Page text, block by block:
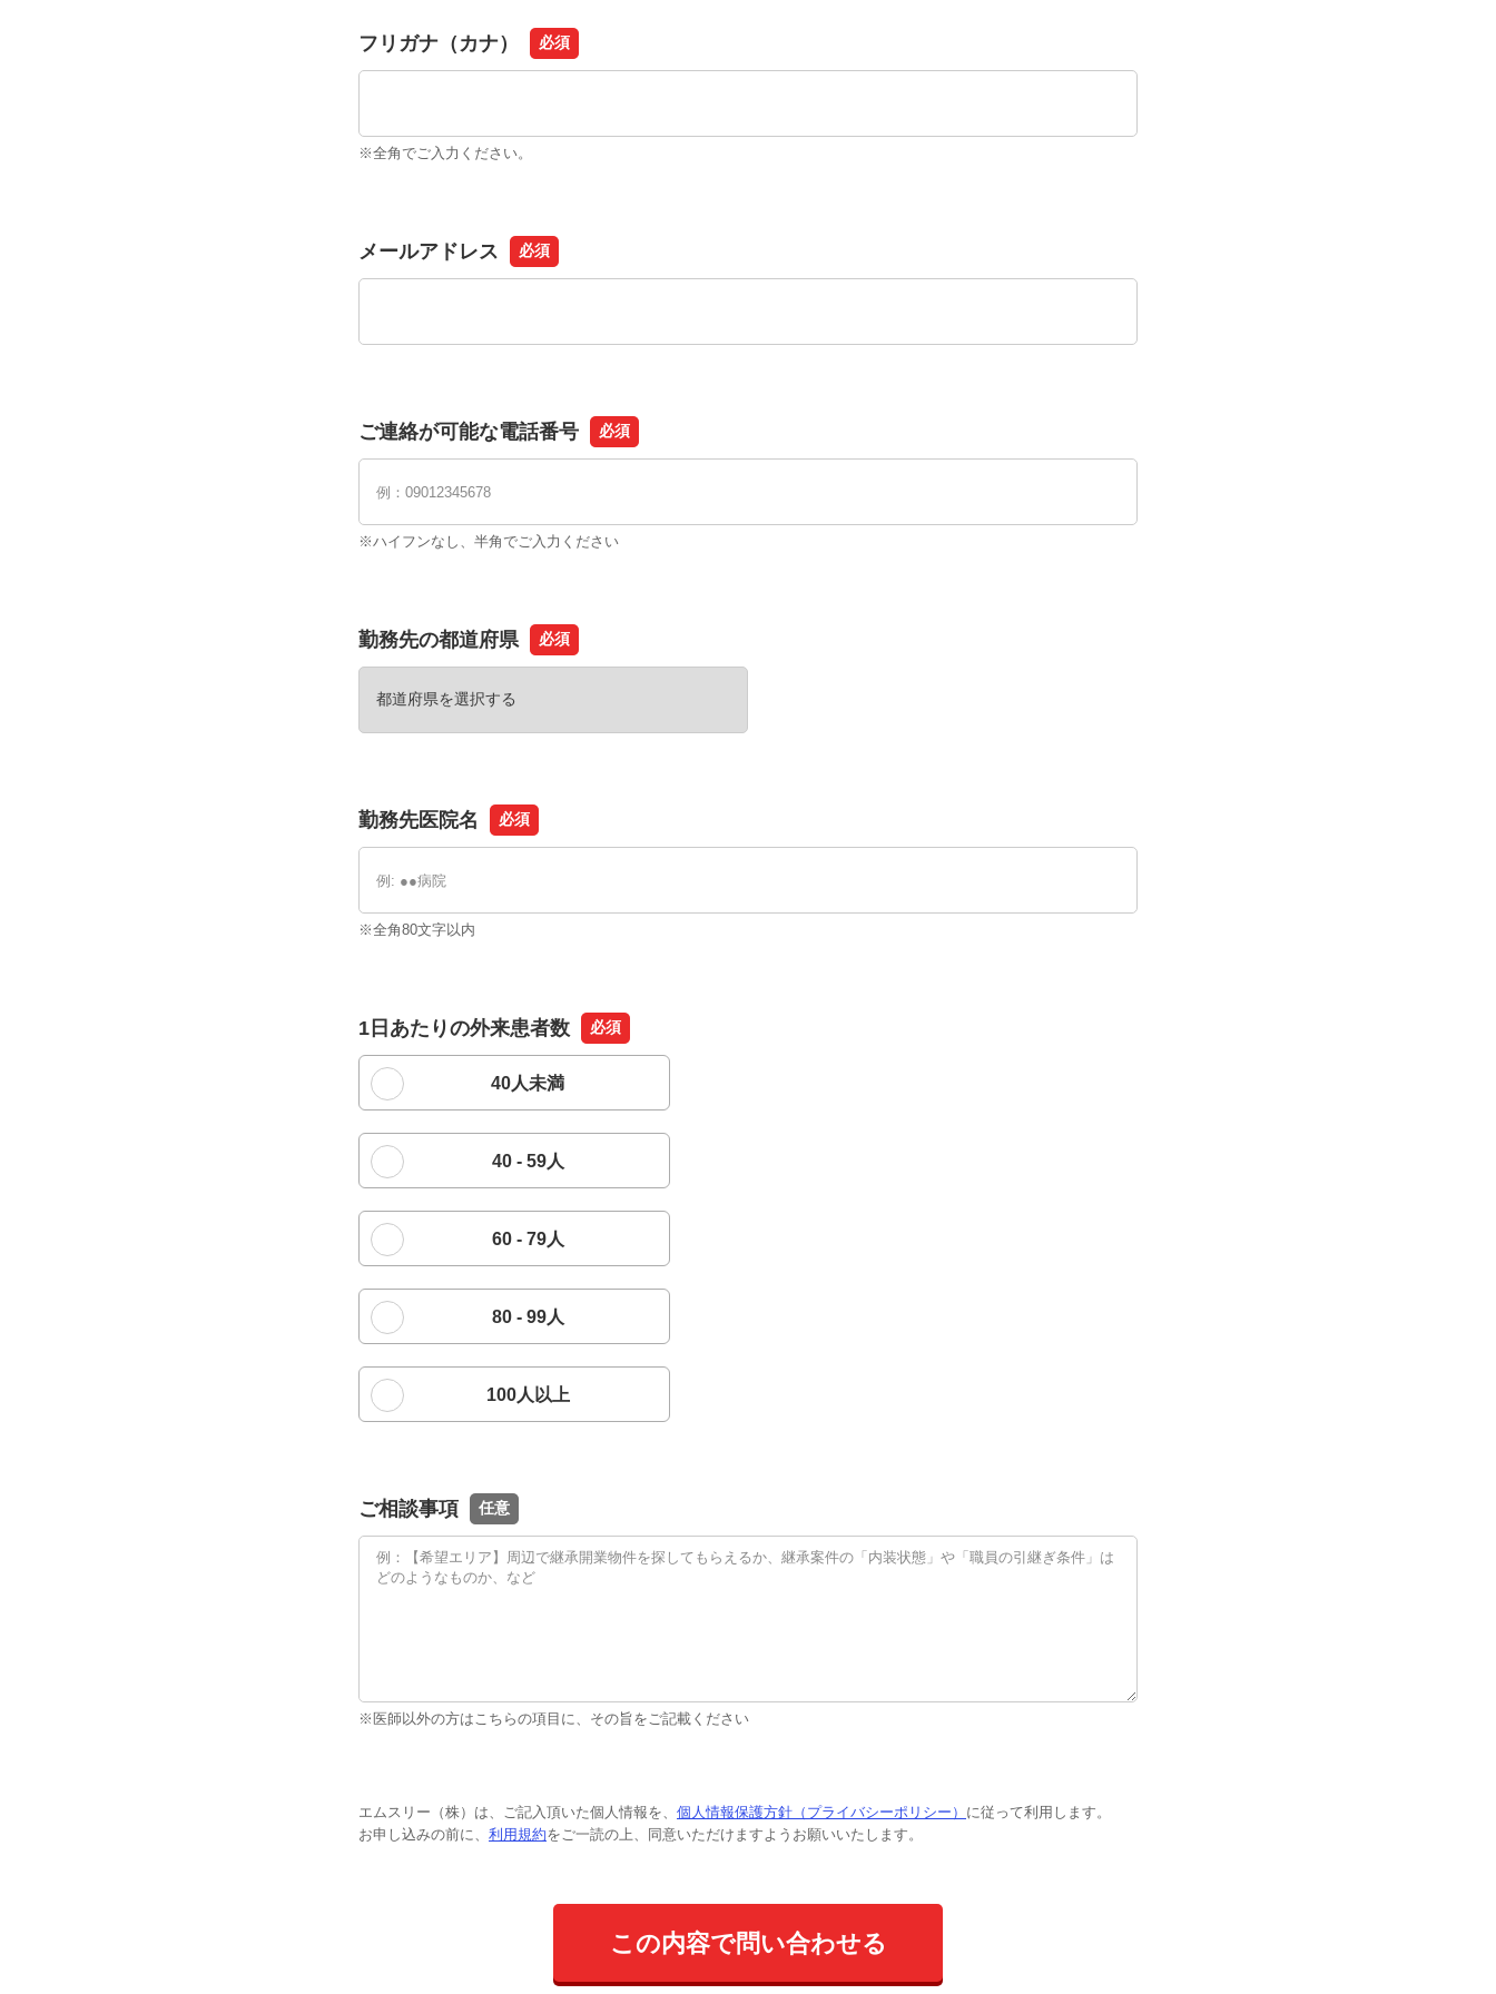
フリガナ（カナ） 必須
※全角でご入力ください。
メールアドレス 必須
ご連絡が可能な電話番号 必須
※ハイフンなし、半角でご入力ください
勤務先の都道府県 必須
勤務先医院名 必須
※全角80文字以内
1日あたりの外来患者数 必須
40人未満
40 - 59人
60 - 79人
80 - 99人
100人以上
ご相談事項 任意
※医師以外の方はこちらの項目に、その旨をご記載ください
エムスリー（株）は、ご記入頂いた個人情報を、 個人情報保護方針（プライバシーポリシー） に従って利用します。
お申し込みの前に、 利用規約をご一読の上、同意いただけますようお願いいたします。